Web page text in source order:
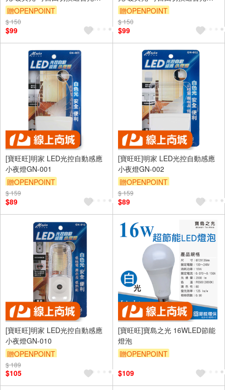
雙色燈光 安全便利 GN-015
贈OPENPOINT
$ 150
$99
雙色燈光 安全便利 GN-016
贈OPENPOINT
$ 150
$99
[寶旺旺]明家 LED光控自動感應
小夜燈GN-001
贈OPENPOINT
$ 159
$89
[寶旺旺]明家 LED光控自動感應
小夜燈GN-002
贈OPENPOINT
$ 159
$89
[寶旺旺]明家 LED光控自動感應
小夜燈GN-010
贈OPENPOINT
$ 189
$105
[寶旺旺]寶島之光 16WLED節能
燈泡
贈OPENPOINT
$109